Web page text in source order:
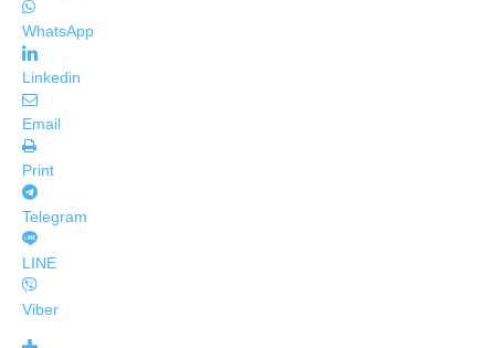
WhatsApp
Linkedin
Email
Print
Telegram
LINE
Viber